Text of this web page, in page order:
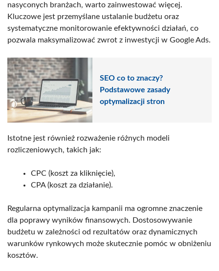
nasyconych branżach, warto zainwestować więcej.
Kluczowe jest przemyślane ustalanie budżetu oraz
systematyczne monitorowanie efektywności działań, co
pozwala maksymalizować zwrot z inwestycji w Google Ads.
SEO co to znaczy?
Podstawowe zasady
optymalizacji stron
Istotne jest również rozważenie różnych modeli
rozliczeniowych, takich jak:
CPC (koszt za kliknięcie),
CPA (koszt za działanie).
Regularna optymalizacja kampanii ma ogromne znaczenie
dla poprawy wyników finansowych. Dostosowywanie
budżetu w zależności od rezultatów oraz dynamicznych
warunków rynkowych może skutecznie pomóc w obniżeniu
kosztów.